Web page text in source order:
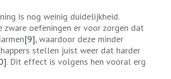
is nog weinig duidelijkheid.
zware oefeningen er voor zorgen dat
[9], waardoor deze minder
stellen juist weer dat harder
. Dit effect is volgens hen vooral erg